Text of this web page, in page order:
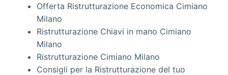
Offerta Ristrutturazione Economica Cimiano
Milano
Ristrutturazione Chiavi in mano Cimiano
Milano
Ristrutturazione Cimiano Milano
Consigli per la Ristrutturazione del tuo